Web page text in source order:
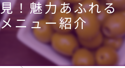
！魅力あふれる
ニュー紹介